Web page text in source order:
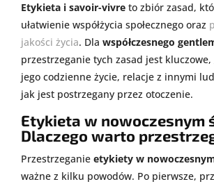
Etykieta i savoir-vivre to zbiór zasad,
ułatwienie współżycia społecznego oraz
jakości życia. Dla współczesnego
przestrzeganie tych zasad jest kluczowe,
jego codzienne życie, relacje z innymi
jak jest postrzegany przez otoczenie.
Etykieta w nowoczesnym
Dlaczego warto
Przestrzeganie etykiety w
ważne z kilku powodów. Po pierwsze,